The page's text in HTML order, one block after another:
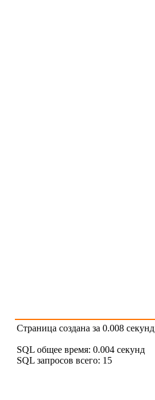
Страница создана за 0.008 секунд
SQL общее время: 0.004 секунд
SQL запросов всего: 15